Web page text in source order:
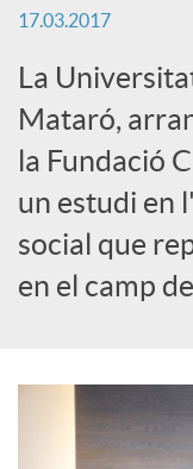
S
o
c
i
17.03.2017
La
Mataró,
la Fundació
un estudi en
social que
en el camp